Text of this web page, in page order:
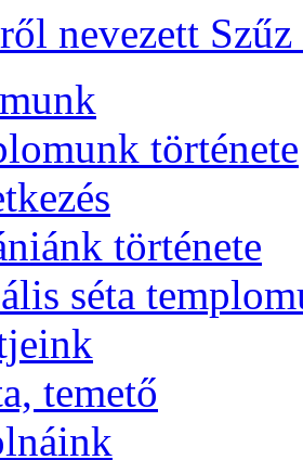
nevezett
története
története
séta
temető